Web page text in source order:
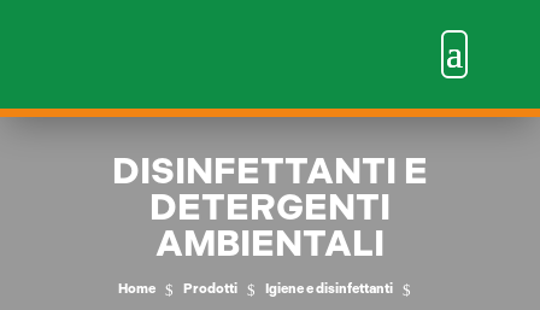
DISINFETTANTI E
DETERGENTI
AMBIENTALI
Home $ Prodotti $ Igiene e disinfettanti $